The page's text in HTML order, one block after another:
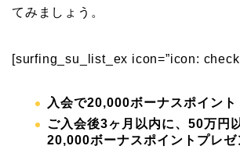
てみましょう。
[surfing_su_list_ex icon=”icon:
入会で20,000ボーナスポイント
ご入会後3ヶ月以内に、50万円
20,000ボーナスポイントプレゼ